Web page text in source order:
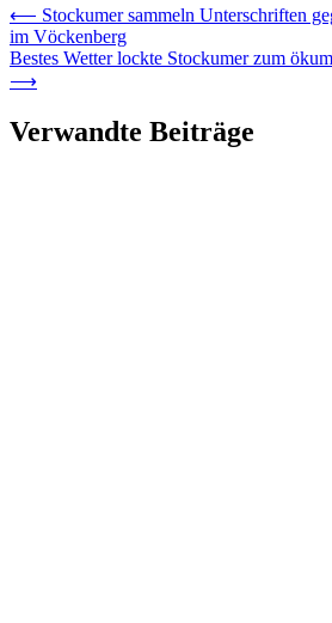
⟵ Stockumer sammeln Unterschriften
im Vöckenberg
Bestes Wetter lockte Stockumer zum
⟶
Verwandte Beiträge